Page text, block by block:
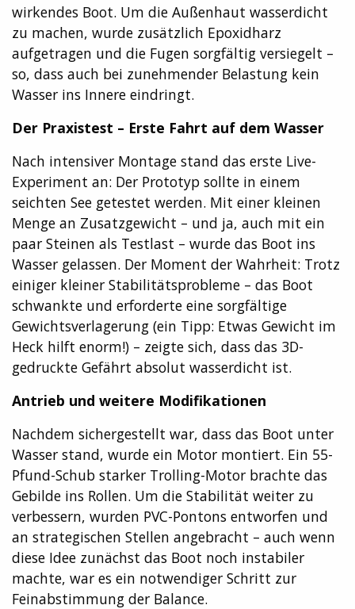
wirkendes Boot. Um die Außenhaut wasserdicht
zu machen, wurde zusätzlich Epoxidharz
aufgetragen und die Fugen sorgfältig versiegelt –
so, dass auch bei zunehmender Belastung kein
Wasser ins Innere eindringt.
Der Praxistest – Erste Fahrt auf dem Wasser
Nach intensiver Montage stand das erste Live-
Experiment an: Der Prototyp sollte in einem
seichten See getestet werden. Mit einer kleinen
Menge an Zusatzgewicht – und ja, auch mit ein
paar Steinen als Testlast – wurde das Boot ins
Wasser gelassen. Der Moment der Wahrheit: Trotz
einiger kleiner Stabilitätsprobleme – das Boot
schwankte und erforderte eine sorgfältige
Gewichtsverlagerung (ein Tipp: Etwas Gewicht im
Heck hilft enorm!) – zeigte sich, dass das 3D-
gedruckte Gefährt absolut wasserdicht ist.
Antrieb und weitere Modifikationen
Nachdem sichergestellt war, dass das Boot unter
Wasser stand, wurde ein Motor montiert. Ein 55-
Pfund-Schub starker Trolling-Motor brachte das
Gebilde ins Rollen. Um die Stabilität weiter zu
verbessern, wurden PVC-Pontons entworfen und
an strategischen Stellen angebracht – auch wenn
diese Idee zunächst das Boot noch instabiler
machte, war es ein notwendiger Schritt zur
Feinabstimmung der Balance.